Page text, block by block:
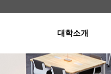
대학소개
학장인사말